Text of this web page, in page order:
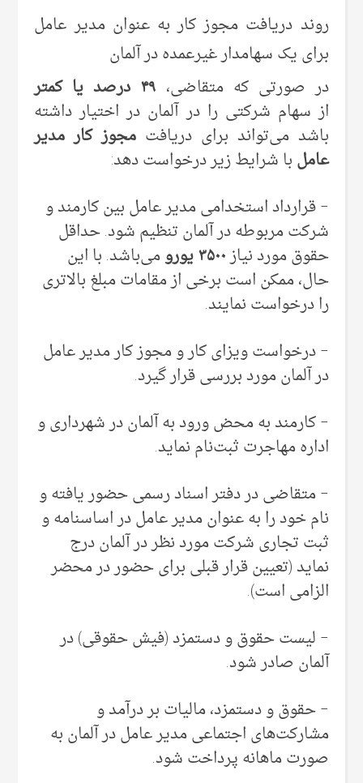
روند دریافت مجوز کار به عنوان مدیر عامل
برای یک سهامدار غیرعمده در آلمان
در صورتی که متقاضی، ۴۹ درصد یا کمتر
از سهام شرکتی را در آلمان در اختیار داشته
باشد می‌تواند برای دریافت مجوز کار مدیر
عاملبا شرایط زیر درخواست دهد:
– قرارداد استخدامی مدیر عامل بین کارمند و
شرکت مربوطه در آلمان تنظیم شود. حداقل
حقوق مورد نیاز۳۵۰۰ یورو
می‌باشد. با این
حال، ممکن است برخی از مقامات مبلغ بالاتری
را درخواست نمایند.
– درخواست ویزای کار و مجوز کار مدیر عامل
در آلمان مورد بررسی قرار گیرد.
– کارمند به محض ورود به آلمان در شهرداری و
اداره مهاجرت ثبت‌نام نماید.
– متقاضی در دفتر اسناد رسمی حضور یافته و
نام خود را به عنوان مدیر عامل در اساسنامه و
ثبت تجاری شرکت مورد نظر در آلمان درج
نماید (تعیین قرار قبلی برای حضور در محضر
الزامی است).
– لیست حقوق و دستمزد (فیش حقوقی) در
آلمان صادر شود.
– حقوق و دستمزد، مالیات بر درآمد و
مشارکت‌های اجتماعی مدیر عامل در آلمان به
صورت ماهانه پرداخت شود.